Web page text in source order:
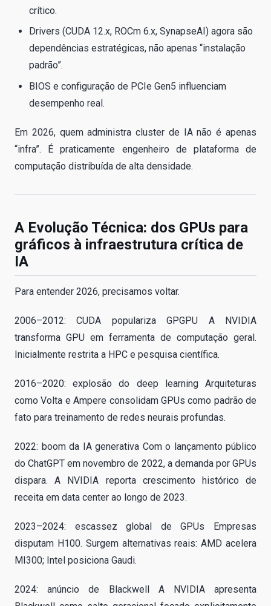
crítico.
Drivers (CUDA 12.x, ROCm 6.x, SynapseAI) agora são
dependências estratégicas, não apenas “instalação
padrão”.
BIOS e configuração de PCIe Gen5 influenciam
desempenho real.
Em 2026, quem administra cluster de IA não é apenas
“infra”. É praticamente engenheiro de plataforma de
computação distribuída de alta densidade.
A Evolução Técnica: dos GPUs para
gráficos à infraestrutura crítica de
IA
Para entender 2026, precisamos voltar.
2006–2012: CUDA populariza GPGPU A NVIDIA
transforma GPU em ferramenta de computação geral.
Inicialmente restrita a HPC e pesquisa científica.
2016–2020: explosão do deep learning Arquiteturas
como Volta e Ampere consolidam GPUs como padrão de
fato para treinamento de redes neurais profundas.
2022: boom da IA generativa Com o lançamento público
do ChatGPT em novembro de 2022, a demanda por GPUs
dispara. A NVIDIA reporta crescimento histórico de
receita em data center ao longo de 2023.
2023–2024: escassez global de GPUs Empresas
disputam H100. Surgem alternativas reais: AMD acelera
MI300; Intel posiciona Gaudi.
2024: anúncio de Blackwell A NVIDIA apresenta